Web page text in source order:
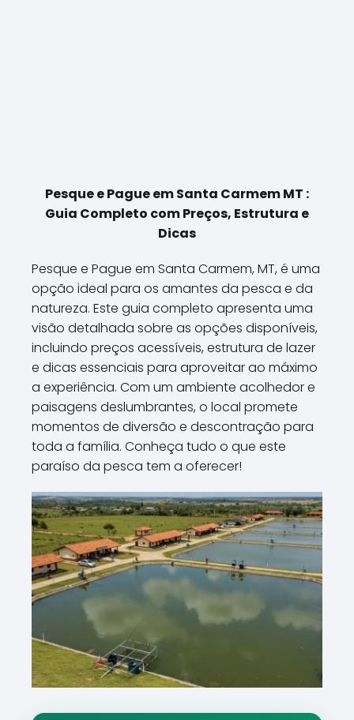
Pesque e Pague em Santa Carmem MT :
Guia Completo com Preços, Estrutura e
Dicas
Pesque e Pague em Santa Carmem, MT, é uma
opção ideal para os amantes da pesca e da
natureza. Este guia completo apresenta uma
visão detalhada sobre as opções disponíveis,
incluindo preços acessíveis, estrutura de lazer
e dicas essenciais para aproveitar ao máximo
a experiência. Com um ambiente acolhedor e
paisagens deslumbrantes, o local promete
momentos de diversão e descontração para
toda a família. Conheça tudo o que este
paraíso da pesca tem a oferecer!